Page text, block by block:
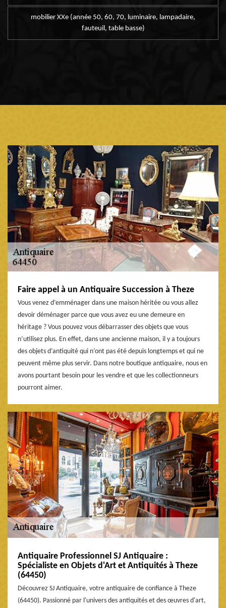
mobilier XXe (année 50, 60, 70, luminaire, lampadaire,
fauteuil, table basse)
Faire appel à un Antiquaire Succession à Theze
Vous venez d’emménager dans une maison héritée ou vous allez
devoir déménager parce que vous avez eu une demeure en
héritage ? Vous pouvez vous débarrasser des objets que vous
n’utilisez plus. En effet, dans une ancienne maison, il y a toujours
des objets d’antiquité qui n’ont pas été depuis longtemps et qui ne
peuvent même plus servir. Dans notre boutique antiquaire, nous en
avons pourtant besoin pour les vendre et que les collectionneurs
pourront aimer.
Antiquaire Professionnel SJ Antiquaire :
Spécialiste en Objets d'Art et Antiquités à Theze
(64450)
Découvrez SJ Antiquaire, votre antiquaire de confiance à Theze
(64450). Passionné par l'univers des antiquités et des œuvres d'art,